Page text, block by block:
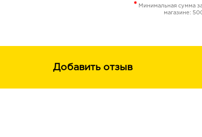
* Минимальная сумма
магазине:
Добавить отзыв